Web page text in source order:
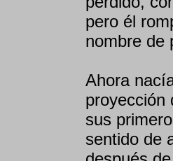
pero él
nombre de
Ahora
proyección
sus
sentido de